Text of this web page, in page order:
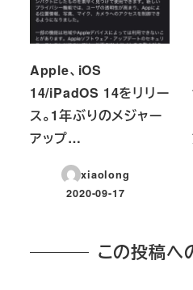
Apple、iOS
14/iPadOS 14をリリー
ス。1年ぶりのメジャー
アップ…
xiaolong
投稿日
2020-09-17
この投稿へ